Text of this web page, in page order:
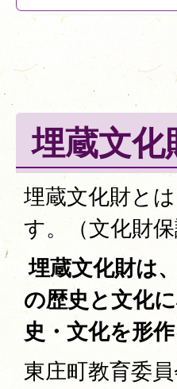
埋蔵文化
埋蔵文化財と
す。（文化財
埋蔵文化財は
の歴史と文化
史・文化を形
東庄町教育委